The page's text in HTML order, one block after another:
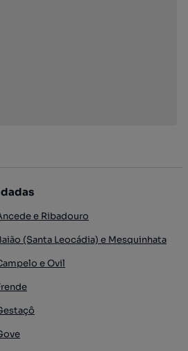
e Ribadouro
(Santa Leocádia) e Mesquinhata
e Ovil